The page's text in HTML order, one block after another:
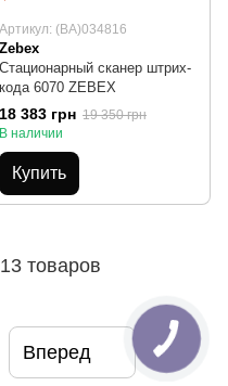
Артикул: (BA)034816
Zebex
Стационарный сканер штрих-
кода 6070 ZEBEX
18 383 грн 19 350 грн
В наличии
Купить
товаров
Вперед